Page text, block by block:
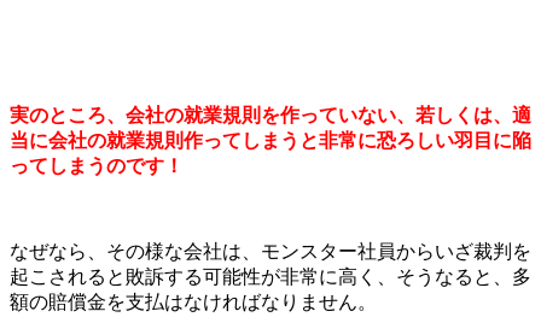
実のところ、会社の就業規則を作っていない、若しくは、適
当に会社の就業規則作ってしまうと非常に恐ろしい羽目に陥
ってしまうのです！
なぜなら、その様な会社は、モンスター社員からいざ裁判を
起こされると敗訴する可能性が非常に高く、そうなると、多
額の賠償金を支払はなければなりません。